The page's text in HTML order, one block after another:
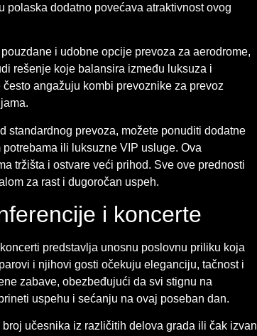
dodatno povećava atraktivnost ovog
i udobne opcije prevoza za aerodrome,
rešenje koje balansira između luksuza i
angažuju kombi prevoznike za prevoz
standardnog prevoza, možete ponuditi dodatne
ili luksuzne VIP usluge. Ova
tržišta i ostvare veći prihod. Sve ove prednosti
za rast i dugoročan uspeh.
i koncerte
predstavlja unosnu poslovnu priliku koja
i njihovi gosti očekuju eleganciju, tačnost i
zabave, obezbeđujući da svi stignu na
uspehu i sećanju na ovaj poseban dan.
učesnika iz različitih delova grada ili čak izvan